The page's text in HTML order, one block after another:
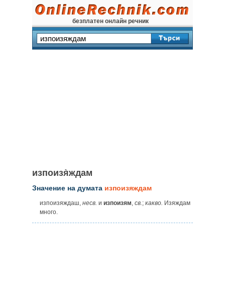
безплатен онлайн речник
изпоизя̀ждам
Значение на думата изпоизяждам
изпоизяждаш, несв. и изпоизям, св.; какво. Изяждам
много.